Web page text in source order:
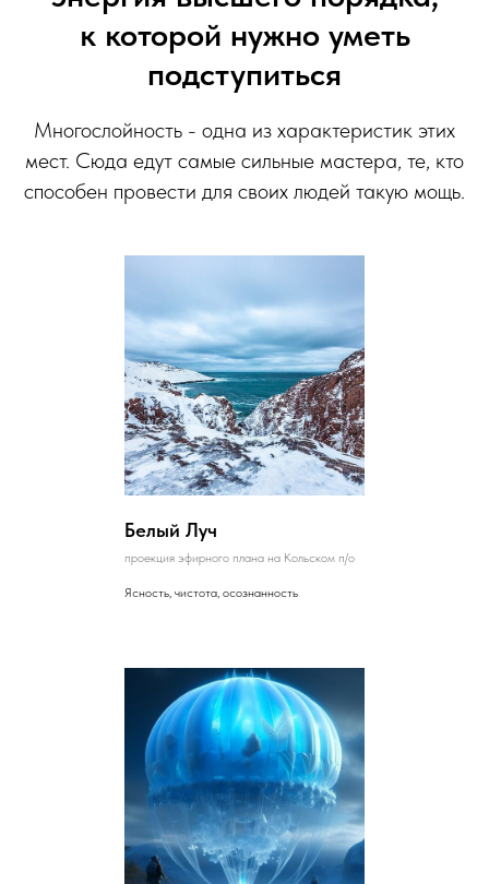
к которой нужно уметь
подступиться
Многослойность - одна из характеристик этих
мест. Сюда едут самые сильные мастера, те, кто
способен провести для своих людей такую мощь.
Белый Луч
проекция эфирного плана на Кольском п/о
Ясность, чистота, осознанность